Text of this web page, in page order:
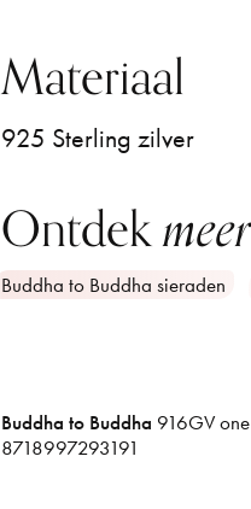
Materiaal
925 Sterling zilver
Ontdekmeer
Buddha to Buddha sieraden
Buddha to Buddha 916GV one
8718997293191